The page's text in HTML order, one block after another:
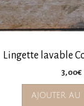
Lingette lavable
3,00€
AJOUTER AU